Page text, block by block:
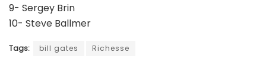
9- Sergey Brin
10- Steve Ballmer
Tags: bill gates Richesse